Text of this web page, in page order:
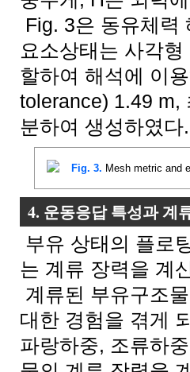
Fig. 3은 동유체력
요소상태는 사각
할하여 해석에 이
tolerance) 1.49 m,
분하여 생성하였다.
Fig. 3. Mesh metric and
4. 운동응답 특성과 계
부유 상태의 플로
는 계류 장력을 계
계류된 부유구조
대한 경험을 겪게
파랑하중, 조류하